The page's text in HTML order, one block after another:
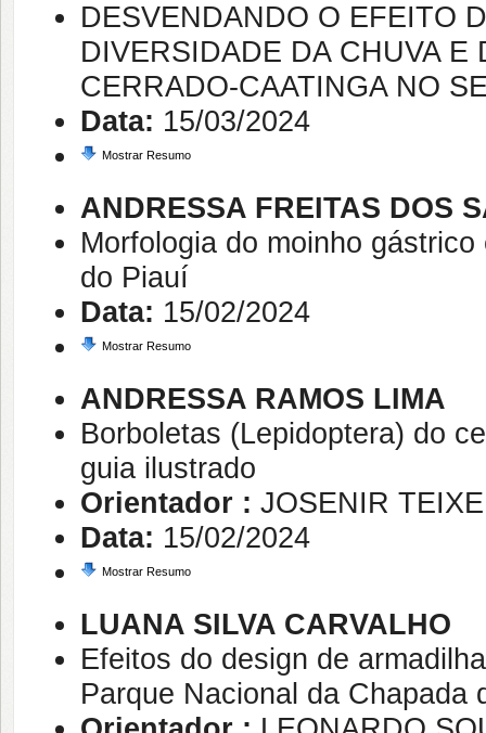
DESVENDANDO O EFEITO
DIVERSIDADE DA CHUVA
CERRADO-CAATINGA NO
Data: 15/03/2024
Mostrar Resumo
ANDRESSA FREITAS DOS
Morfologia do moinho
do Piauí
Data: 15/02/2024
Mostrar Resumo
ANDRESSA RAMOS LIMA
Borboletas (Lepidoptera) do
guia ilustrado
Orientador : JOSENIR
Data: 15/02/2024
Mostrar Resumo
LUANA SILVA CARVALHO
Efeitos do design de
Parque Nacional da Chapada